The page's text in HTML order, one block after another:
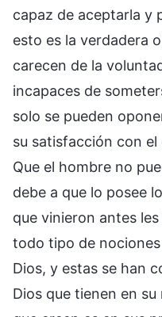
capaz de aceptarla y
esto es la verdadera
carecen de la
incapaces de
solo se pueden
su satisfacción con el
Que el hombre no
debe a que lo posee
que vinieron antes
todo tipo de
Dios, y estas se han
Dios que tienen en